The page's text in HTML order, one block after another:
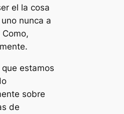
el la cosa
nunca a
Como,
estamos
sobre
de